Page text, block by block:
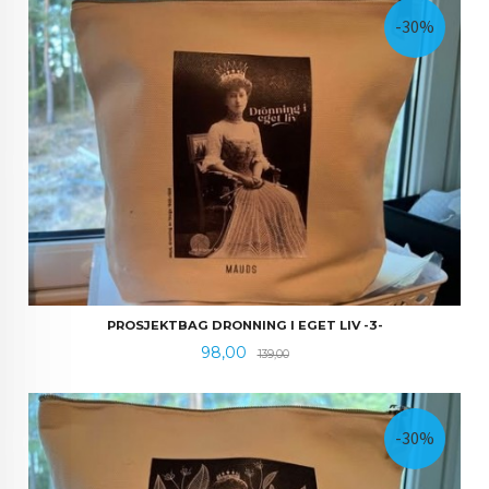
PROSJEKTBAG DRONNING I EGET LIV -3-
Tilbud
98,00 139,00Rabatt
-30%
-30%